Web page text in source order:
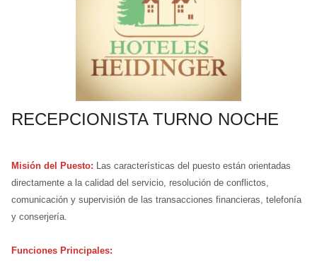
RECEPCIONISTA TURNO NOCHE
Misión del Puesto: Las características del puesto están orientadas
directamente a la calidad del servicio, resolución de conflictos,
comunicación y supervisión de las transacciones financieras, telefonía
y conserjería.
Funciones Principales: